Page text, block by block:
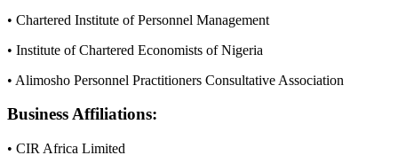
• Chartered Institute of Personnel Management
• Institute of Chartered Economists of Nigeria
• Alimosho Personnel Practitioners Consultative Association
Business Affiliations:
• CIR Africa Limited